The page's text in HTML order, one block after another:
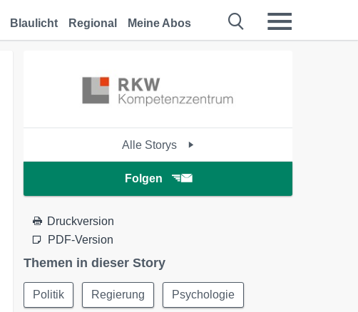
Blaulicht Regional Meine Abos
Alle Storys
Folgen
Druckversion
PDF-Version
Themen in dieser Story
Politik Regierung Psychologie